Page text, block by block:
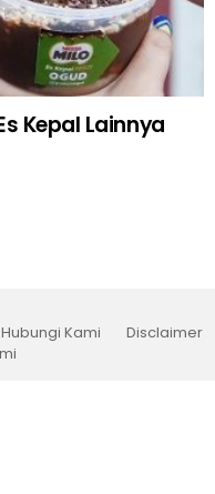
Kepal Lainnya
Hubungi Kami
Disclaimer